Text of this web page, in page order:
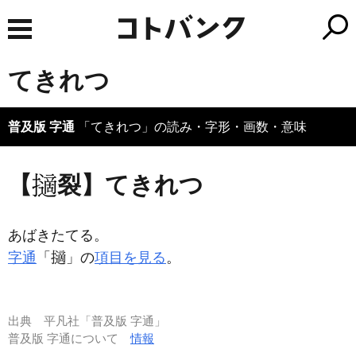
てきれつ
普及版 字通 「てきれつ」の読み・字形・画数・意味
【 裂】てきれつ
あばきたてる。
字通 「 」の項目を見る。
出典 平凡社「普及版 字通」
普及版 字通について情報